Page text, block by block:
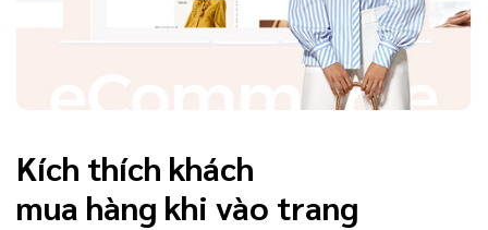
Kích thích khách
mua hàng khi vào trang